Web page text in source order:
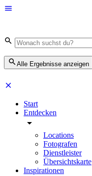
Alle Ergebnisse anzeigen
Start
Entdecken
Locations
Fotografen
Dienstleister
Übersichtskarte
Inspirationen